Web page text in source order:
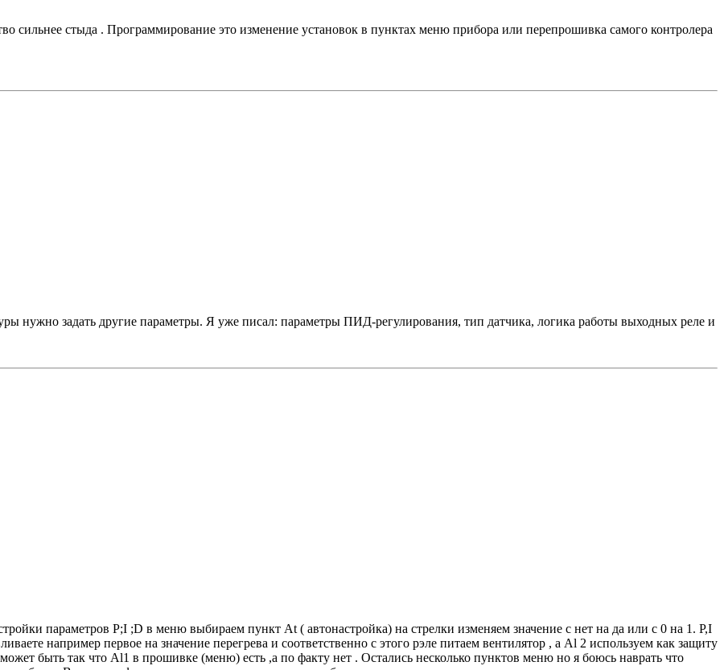
сильнее стыда . Программирование это изменение установок в пунктах меню прибора или перепрошивка самого контролера
нужно задать другие параметры. Я уже писал: параметры ПИД-регулирования, тип датчика, логика работы выходных реле и
параметров P;I ;D в меню выбираем пункт At ( автонастройка) на стрелки изменяем значение с нет на да или с 0 на 1. Р,I
например первое на значение перегрева и соответственно с этого рэле питаем вентилятор , а Аl 2 используем как защиту
быть так что Al1 в прошивке (меню) есть ,а по факту нет . Остались несколько пунктов меню но я боюсь наврать что